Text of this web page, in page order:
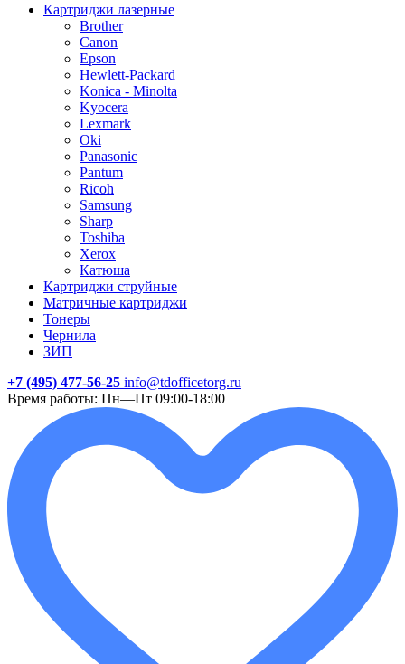
Картриджи лазерные
Brother
Canon
Epson
Hewlett-Packard
Konica - Minolta
Kyocera
Lexmark
Oki
Panasonic
Pantum
Ricoh
Samsung
Sharp
Toshiba
Xerox
Катюша
Картриджи струйные
Матричные картриджи
Тонеры
Чернила
ЗИП
+7 (495) 477-56-25 info@tdofficetorg.ru
Время работы: Пн—Пт 09:00-18:00